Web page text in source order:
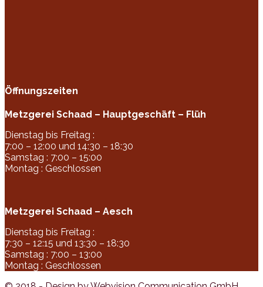
Öffnungszeiten
Metzgerei Schaad – Hauptgeschäft – Flüh
Dienstag bis Freitag :
7:00 – 12:00 und 14:30 – 18:30
Samstag : 7:00 – 15:00
Montag : Geschlossen
Metzgerei Schaad – Aesch
Dienstag bis Freitag :
7:30 – 12:15 und 13:30 – 18:30
Samstag : 7:00 – 13:00
Montag : Geschlossen